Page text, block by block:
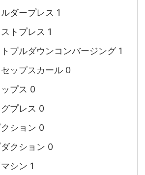
ダープレス 1
トプレス 1
プルダウンコンバージング 1
ップスカール 0
プス 0
プレス 0
ション 0
クション 0
シン 1